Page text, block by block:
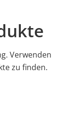
Verwenden
zu finden.